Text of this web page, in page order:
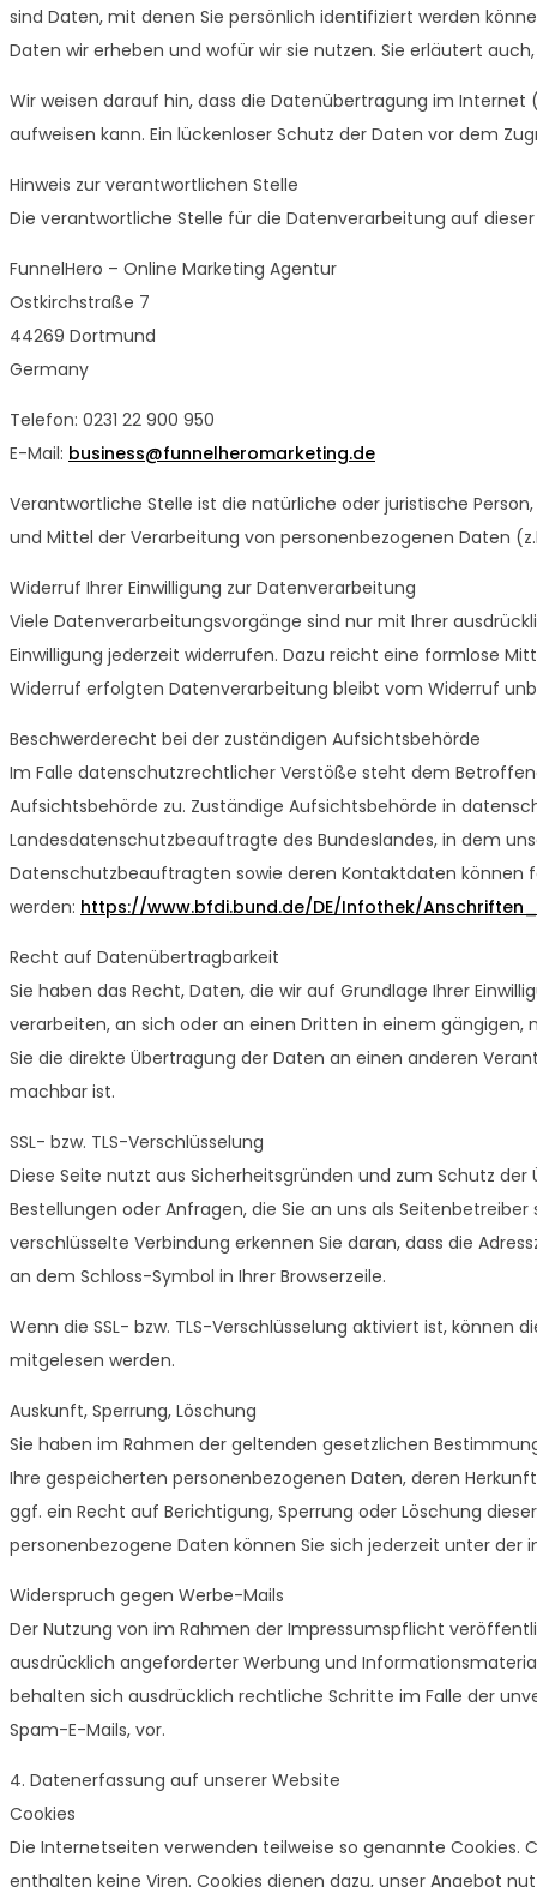
sind Daten, mit denen Sie persönlich identifiziert werden
Daten wir erheben und wofür wir sie nutzen. Sie erläutert
Wir weisen darauf hin, dass die Datenübertragung im
aufweisen kann. Ein lückenloser Schutz der Daten vor dem
Hinweis zur verantwortlichen Stelle
Die verantwortliche Stelle für die Datenverarbeitung auf
FunnelHero – Online Marketing Agentur
Ostkirchstraße 7
44269 Dortmund
Germany
Telefon: 0231 22 900 950
E-Mail: business@funnelheromarketing.de
Verantwortliche Stelle ist die natürliche oder juristische
und Mittel der Verarbeitung von personenbezogenen Daten
Widerruf Ihrer Einwilligung zur Datenverarbeitung
Viele Datenverarbeitungsvorgänge sind nur mit Ihrer
Einwilligung jederzeit widerrufen. Dazu reicht eine formlose
Widerruf erfolgten Datenverarbeitung bleibt vom Widerruf
Beschwerderecht bei der zuständigen Aufsichtsbehörde
Im Falle datenschutzrechtlicher Verstöße steht dem
Aufsichtsbehörde zu. Zuständige Aufsichtsbehörde in
Landesdatenschutzbeauftragte des Bundeslandes, in dem
Datenschutzbeauftragten sowie deren Kontaktdaten können
werden: https://www.bfdi.bund.de/DE/Infothek/
Recht auf Datenübertragbarkeit
Sie haben das Recht, Daten, die wir auf Grundlage Ihrer
verarbeiten, an sich oder an einen Dritten in einem
Sie die direkte Übertragung der Daten an einen anderen
machbar ist.
SSL- bzw. TLS-Verschlüsselung
Diese Seite nutzt aus Sicherheitsgründen und zum Schutz
Bestellungen oder Anfragen, die Sie an uns als Seitenbetreiber
verschlüsselte Verbindung erkennen Sie daran, dass die
an dem Schloss-Symbol in Ihrer Browserzeile.
Wenn die SSL- bzw. TLS-Verschlüsselung aktiviert ist,
mitgelesen werden.
Auskunft, Sperrung, Löschung
Sie haben im Rahmen der geltenden gesetzlichen
Ihre gespeicherten personenbezogenen Daten, deren
ggf. ein Recht auf Berichtigung, Sperrung oder Löschung
personenbezogene Daten können Sie sich jederzeit unter
Widerspruch gegen Werbe-Mails
Der Nutzung von im Rahmen der Impressumspflicht
ausdrücklich angeforderter Werbung und
behalten sich ausdrücklich rechtliche Schritte im Falle der
Spam-E-Mails, vor.
4. Datenerfassung auf unserer Website
Cookies
Die Internetseiten verwenden teilweise so genannte Cookies.
enthalten keine Viren. Cookies dienen dazu, unser Angebot